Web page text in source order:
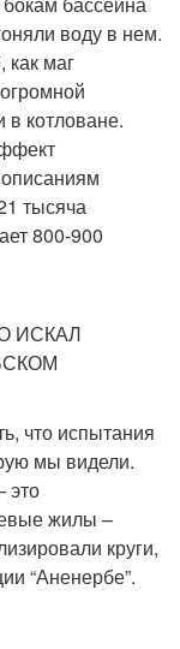
воду в нем.
как маг
в котловане.
тысяча
800-900
что испытания
мы видели.
это
жилы –
круги,
“Аненербе”.